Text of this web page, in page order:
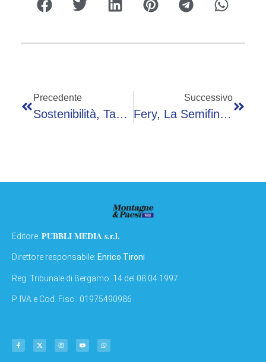
Precedente
Sostenibilità, Tasca (A2a): “Rapporti Con Fornitori Per Oltre 600 Milioni Di Euro Nel Bresciano”
Successivo
Fery, La Semifinale Vale Oro: A Wimbledon Guadagnerà Più Che In Tutta La Carriera
Editore: PUBBLI MEDIA s.r.l.
Direttore responsabile: Enrico Tironi
Reg: Tribunale di Bergamo: 14 del 08.04.1997
P. IVA e Cod. Fisc.: 01975490986